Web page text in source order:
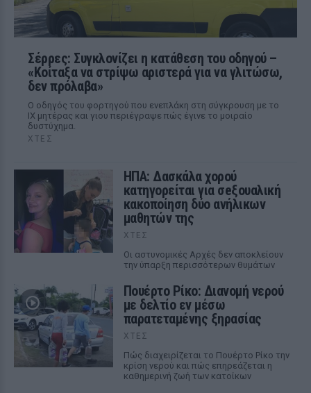
Σέρρες: Συγκλονίζει η κατάθεση του οδηγού –
«Κοίταξα να στρίψω αριστερά για να γλιτώσω,
δεν πρόλαβα»
Ο οδηγός του φορτηγού που ενεπλάκη στη σύγκρουση με το
ΙΧ μητέρας και γιου περιέγραψε πώς έγινε το μοιραίο
δυστύχημα.
ΧΤΕΣ
ΗΠΑ: Δασκάλα χορού
κατηγορείται για σeξουαλική
κακοποίηση δύο ανήλικων
μαθητών της
ΧΤΕΣ
Οι αστυνομικές Αρχές δεν αποκλείουν
την ύπαρξη περισσότερων θυμάτων
Πουέρτο Ρίκο: Διανομή νερού
με δελτίο εν μέσω
παρατεταμένης ξηρασίας
ΧΤΕΣ
Πώς διαχειρίζεται το Πουέρτο Ρίκο την
κρίση νερού και πώς επηρεάζεται η
καθημερινή ζωή των κατοίκων